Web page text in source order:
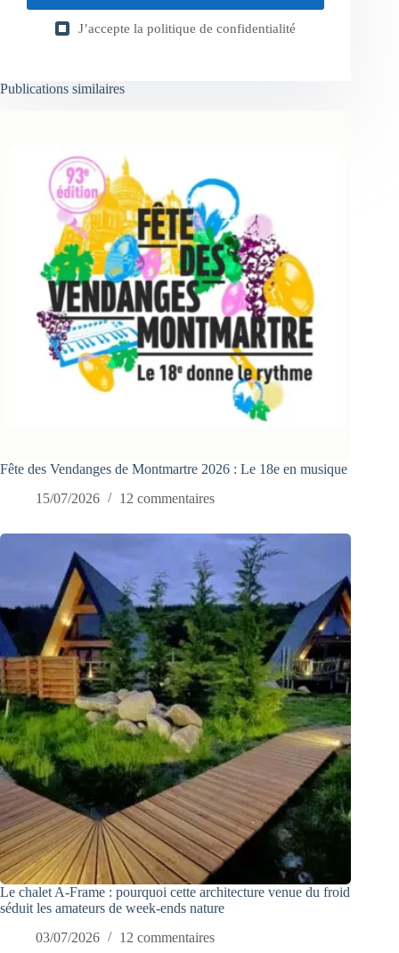
J’accepte la politique de confidentialité
Publications similaires
Fête des Vendanges de Montmartre 2026 : Le 18e en musique
15/07/2026
12 commentaires
Le chalet A-Frame : pourquoi cette architecture venue du froid
séduit les amateurs de week-ends nature
03/07/2026
12 commentaires